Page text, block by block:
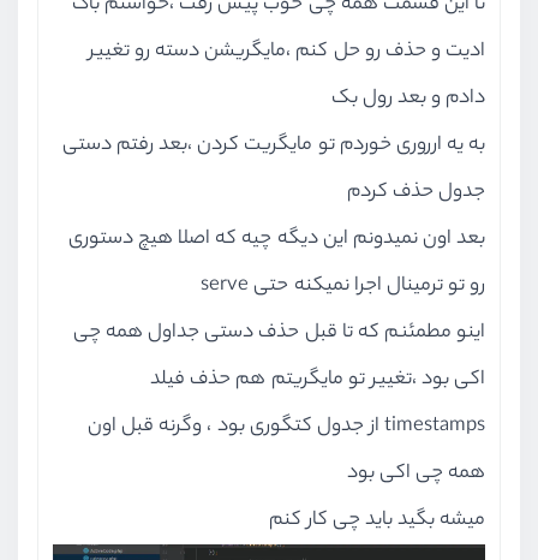
ادیت و حذف رو حل کنم ،مایگریشن دسته رو تغییر
دادم و بعد رول بک
به یه ارروری خوردم تو مایگریت کردن ،بعد رفتم دستی
جدول حذف کردم
بعد اون نمیدونم این دیگه چیه که اصلا هیچ دستوری
رو تو ترمینال اجرا نمیکنه حتی serve
اینو مطمئنم که تا قبل حذف دستی جداول همه چی
اکی بود ،تغییر تو مایگریتم هم حذف فیلد
timestamps از جدول کتگوری بود ، وگرنه قبل اون
همه چی اکی بود
میشه بگید باید چی کار کنم